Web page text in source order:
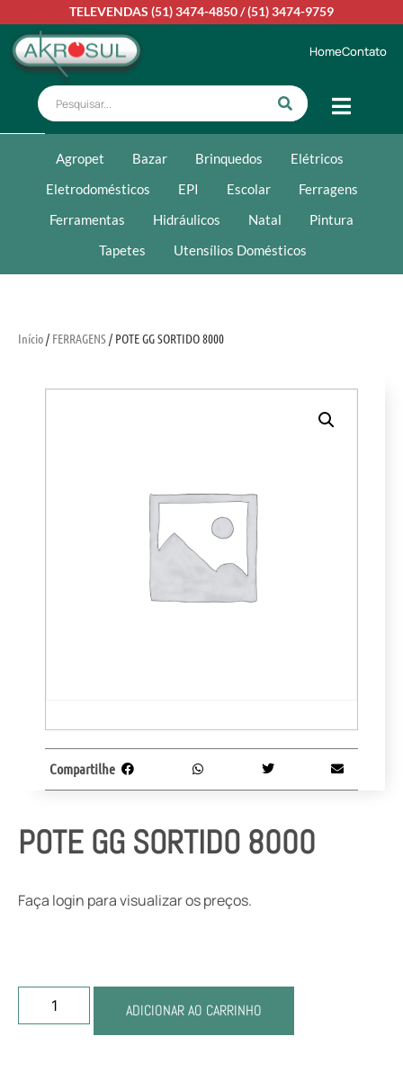
TELEVENDAS (51) 3474-4850/(51) 3474-9759
HomeContato
Agropet Bazar Brinquedos
Elétricos
Eletrodomésticos
EPI Escolar
Ferragens
Ferramentas
Hidráulicos Natal
Pintura
Tapetes
Utensílios Domésticos
Início/ FERRAGENS/ POTE GG SORTIDO 8000
POTE GG SORTIDO 8000
Faça login para visualizar os preços.
ADICIONAR AO CARRINHO
Compartilhe